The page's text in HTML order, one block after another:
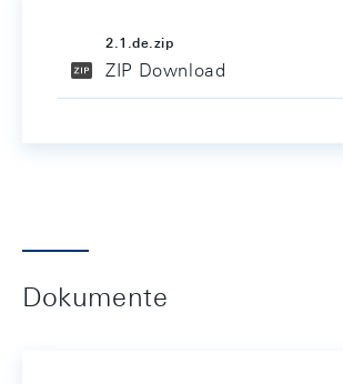
2.1.de.zip
ZIP Download
Dokumente